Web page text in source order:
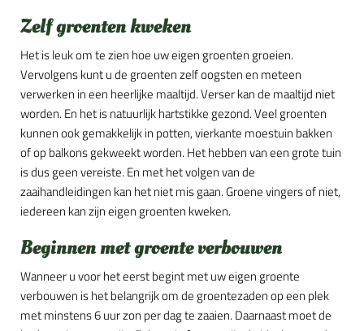
Zelf groenten kweken
Het is leuk om te zien hoe uw eigen groenten groeien.
Vervolgens kunt u de groenten zelf oogsten en meteen
verwerken in een heerlijke maaltijd. Verser kan de maaltijd niet
worden. En het is natuurlijk hartstikke gezond. Veel groenten
kunnen ook gemakkelijk in potten, vierkante moestuin bakken
of op balkons gekweekt worden. Het hebben van een grote tuin
is dus geen vereiste. En met het volgen van de
zaaihandleidingen kan het niet mis gaan. Groene vingers of niet,
iedereen kan zijn eigen groenten kweken.
Beginnen met groente verbouwen
Wanneer u voor het eerst begint met uw eigen groente
verbouwen is het belangrijk om de groentezaden op een plek
met minstens 6 uur zon per dag te zaaien. Daarnaast moet de